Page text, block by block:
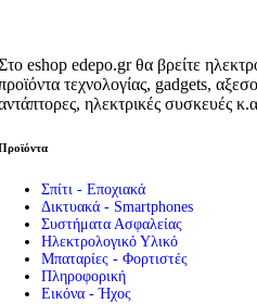
eshop edepo.gr θα βρείτε
τεχνολογίας, gadgets,
ηλεκτρικές συσκευές
Σπίτι - Εποχιακά
Δικτυακά - Smartphones
Συστήματα Ασφαλείας
Ηλεκτρολογικό Υλικό
Μπαταρίες - Φορτιστές
Πληροφορική
Εικόνα - Ήχος